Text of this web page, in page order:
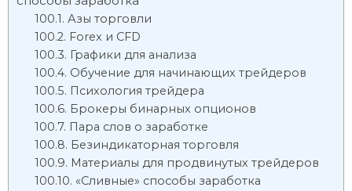
Азы торговли
Forex и CFD
Графики для анализа
Обучение для начинающих трейдеров
Психология трейдера
Брокеры бинарных опционов
Пара слов о заработке
Безиндикаторная торговля
Материалы для продвинутых трейдеров
«Сливные» способы заработка